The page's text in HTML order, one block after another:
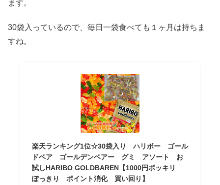
ます。
30袋入っているので、毎日一袋食べても１ヶ月は持ちま
すね。
楽天ランキング1位☆30袋入り ハリボー ゴール
ドベア ゴールデンベアー グミ アソート お
試しHARIBO GOLDBAREN【1000円ポッキリ
ぽっきり ポイント消化 買い回り】